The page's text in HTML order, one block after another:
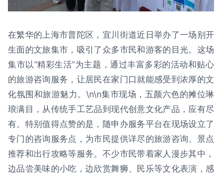
在繁华的上海市普陀区，宜川街道近日举办了一场别开
生面的文旅集市，吸引了众多市民和游客的目光。这场
集市以“精彩生活”为主题，通过丰富多彩的活动和贴心
的旅游咨询服务，让居民在家门口就能感受到浓厚的文
化氛围和旅游魅力。\n\n集市现场，五颜六色的摊位琳
琅满目，从传统手工艺品到现代创意文化产品，应有尽
有。特别值得点赞的是，随申办服务平台在现场设立了
专门的咨询服务点，为市民提供详尽的旅游咨询、景点
推荐和出行攻略等服务。不少市民带着家人漫步其中，
边品尝美味的小吃，边欣赏舞狮、民乐等文化表演，感